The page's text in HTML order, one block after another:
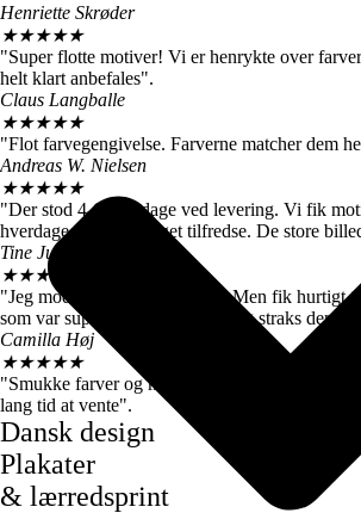
Henriette Skrøder
★★★★★
"Super flotte motiver! Vi er henrykte over
helt klart anbefales".
Claus Langballe
★★★★★
"Flot farvegengivelse. Farverne matcher dem
Andreas W. Nielsen
★★★★★
"Der stod 4-6 hverdage ved levering. Vi fik
hverdage, så vi er meget tilfredse. De store
Tine Juul
★★★
"Jeg modtog en forkert plakat. Men fik hurtigt
som var super søde og sendte mig straks den
Camilla Høj
★★★★★
"Smukke farver og motiver, de kom dog først
lang tid at vente".
Dansk design
Plakater
& lærredsprint